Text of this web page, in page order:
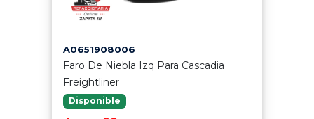
A0651908006
Faro De Niebla Izq Para Cascadia
Freightliner
Disponible